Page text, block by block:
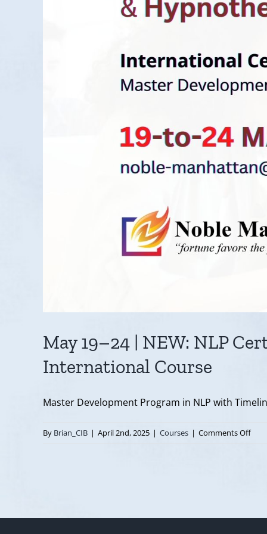
May 19–24 | NEW: NLP
International Course
Master Development Program in NLP with
By Brian_CIB | April 2nd, 2025 | Courses | Comments Offon